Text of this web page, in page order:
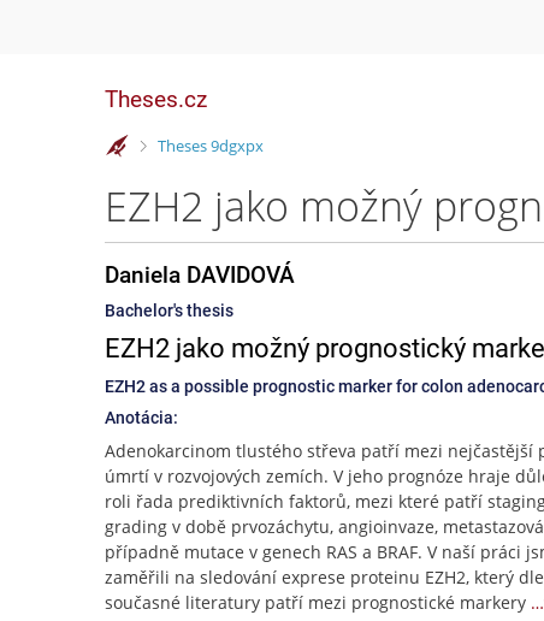
Theses.cz
>
Theses 9dgxpx
Daniela DAVIDOVÁ
Bachelor's thesis
EZH2 jako možný prognostický
EZH2 as a possible prognostic marker for colon
Anotácia:
Adenokarcinom tlustého střeva patří mezi nejčastější
úmrtí v rozvojových zemích. V jeho prognóze hraje
roli řada prediktivních faktorů, mezi které patří
grading v době prvozáchytu, angioinvaze,
případně mutace v genech RAS a BRAF. V naší práci
zaměřili na sledování exprese proteinu EZH2, který dle
současné literatury patří mezi prognostické markery